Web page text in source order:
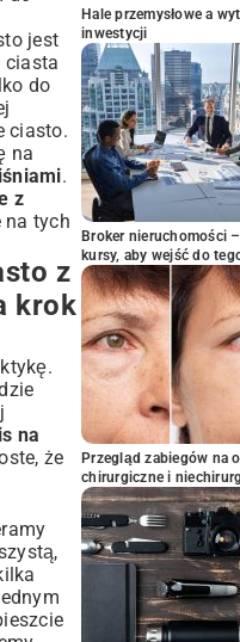
jest
ciasta
do
ciasto.
na
.
z
tych
z
krok
na
że
Hale przemysłowe a
inwestycji
Broker nieruchomości
kursy, aby wejść do
Przegląd zabiegów na
chirurgiczne i